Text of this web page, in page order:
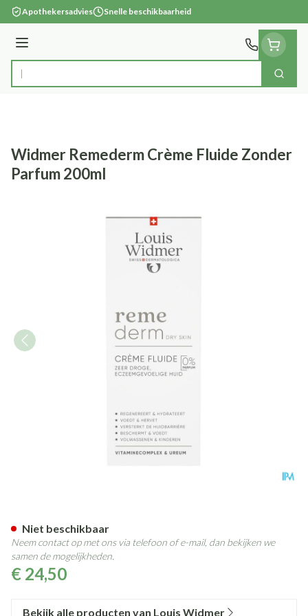
Ga naar de inhoud
Apothekersadvies Snelle beschikbaarheid
Menu
Product, merk, categorie... Zoek
Widmer Remederm Crème Fluide Zonder
Parfum 200ml
€ 24,50
Niet beschikbaar
Neem contact op met ons via telefoon of e-mail, dan bekijken we
samen de mogelijkheden.
Bekijk alle producten van Louis Widmer